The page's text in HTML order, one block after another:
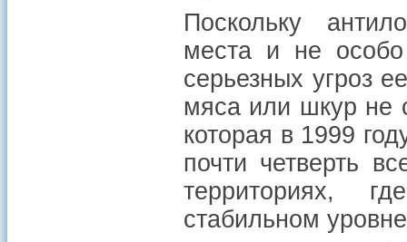
Поскольку
места и не
серьезных угроз
мяса или шкур не
которая в 1999
почти четверть
территориях,
стабильном